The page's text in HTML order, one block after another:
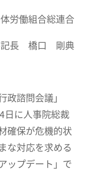
労働組合総連合
記長 橋口 剛典
諮問会議」
日に人事院総裁
確保が危機的状
な対応を求める
ップデート」で